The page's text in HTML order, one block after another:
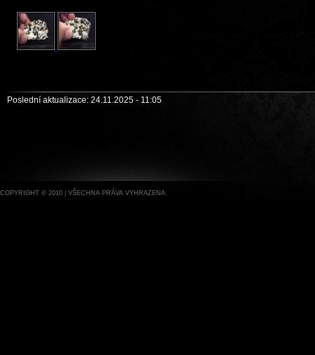
Poslední aktualizace: 24.11.2025 - 11:05
COPYRIGHT © 2010 | VŠECHNA PRÁVA VYHRAZENA.